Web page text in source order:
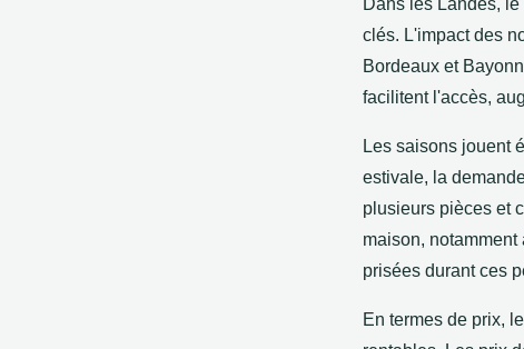
Dans les Landes,
clés. L'impact des
Bordeaux et
facilitent l'accès,
Les saisons jouent
estivale, la
plusieurs pièces et
maison,
prisées durant ces
En termes de prix,